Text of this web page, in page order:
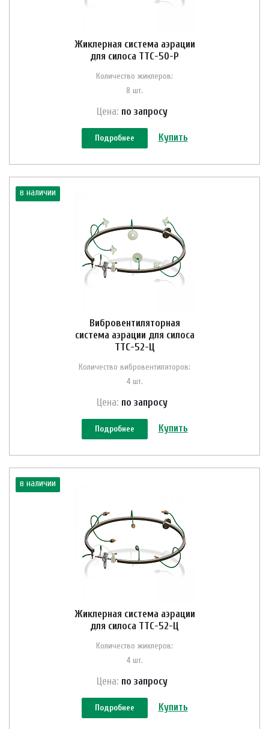
Жиклерная система аэрации
для силоса ТТС-50-Р
Количество жиклеров:
8 шт.
Цена: по запросу
Подробнее Купить
в наличии
Вибровентиляторная
система аэрации для силоса
ТТС-52-Ц
Количество вибровентиляторов:
4 шт.
Цена: по запросу
Подробнее Купить
в наличии
Жиклерная система аэрации
для силоса ТТС-52-Ц
Количество жиклеров:
4 шт.
Цена: по запросу
Подробнее Купить